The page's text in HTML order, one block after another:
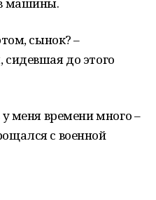
сынок? –
до этого
меня времени много –
с военной